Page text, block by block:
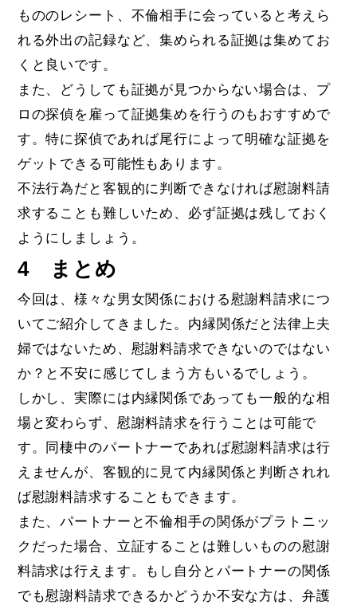
もののレシート、不倫相手に会っていると考えら
れる外出の記録など、集められる証拠は集めてお
くと良いです。
また、どうしても証拠が見つからない場合は、プ
ロの探偵を雇って証拠集めを行うのもおすすめで
す。特に探偵であれば尾行によって明確な証拠を
ゲットできる可能性もあります。
不法行為だと客観的に判断できなければ慰謝料請
求することも難しいため、必ず証拠は残しておく
ようにしましょう。
4 まとめ
今回は、様々な男女関係における慰謝料請求につ
いてご紹介してきました。内縁関係だと法律上夫
婦ではないため、慰謝料請求できないのではない
か？と不安に感じてしまう方もいるでしょう。
しかし、実際には内縁関係であっても一般的な相
場と変わらず、慰謝料請求を行うことは可能で
す。同棲中のパートナーであれば慰謝料請求は行
えませんが、客観的に見て内縁関係と判断されれ
ば慰謝料請求することもできます。
また、パートナーと不倫相手の関係がプラトニッ
クだった場合、立証することは難しいものの慰謝
料請求は行えます。もし自分とパートナーの関係
でも慰謝料請求できるかどうか不安な方は、弁護